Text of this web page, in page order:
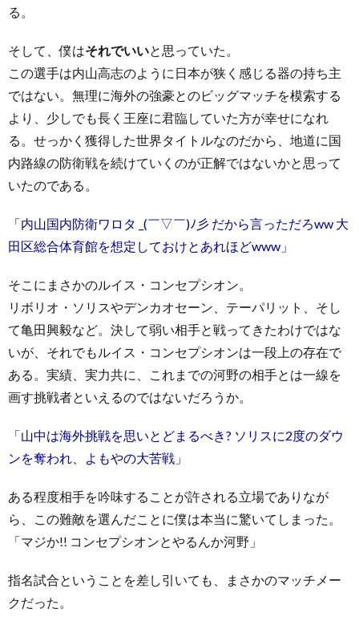
る。
そして、僕はそれでいいと思っていた。
この選手は内山高志のように日本が狭く感じる器の持ち主
ではない。無理に海外の強豪とのビッグマッチを模索する
より、少しでも長く王座に君臨していた方が幸せになれ
る。せっかく獲得した世界タイトルなのだから、地道に国
内路線の防衛戦を続けていくのが正解ではないかと思って
いたのである。
「内山国内防衛ワロタ _(￣▽￣)ﾉ彡 だから言っただろww 大
田区総合体育館を想定しておけとあれほどwww」
そこにまさかのルイス・コンセプシオン。
リボリオ・ソリスやデンカオセーン、テーパリット、そし
て亀田興毅など。決して弱い相手と戦ってきたわけではな
いが、それでもルイス・コンセプシオンは一段上の存在で
ある。実績、実力共に、これまでの河野の相手とは一線を
画す挑戦者といえるのではないだろうか。
「山中は海外挑戦を思いとどまるべき? ソリスに2度のダウ
ンを奪われ、よもやの大苦戦」
ある程度相手を吟味することが許される立場でありなが
ら、この難敵を選んだことに僕は本当に驚いてしまった。
「マジか!! コンセプシオンとやるんか河野」
指名試合ということを差し引いても、まさかのマッチメー
クだった。